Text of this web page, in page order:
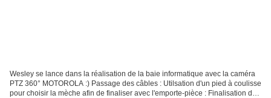
Wesley se lance dans la réalisation de la baie informatique avec la caméra
PTZ 360° MOTOROLA :) Passage des câbles : Utilsation d'un pied à coulisse
pour choisir la mèche afin de finaliser avec l'emporte-pièce : Finalisation de